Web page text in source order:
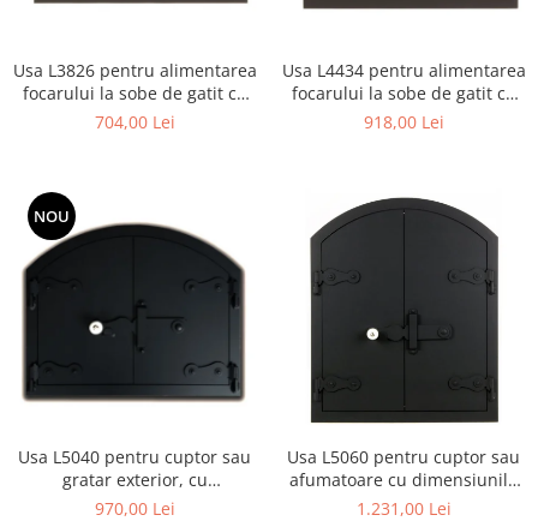
Usa L3826 pentru alimentarea
focarului la sobe de gatit cu
dimensiunea 38 X 26 cm
704,00 Lei
Usa L4434 pentru alimentarea
focarului la sobe de gatit cu
dimensiunea 44 X 34 cm
918,00 Lei
NOU
Usa L5040 pentru cuptor sau
gratar exterior, cu
dimensiunile 50 x 40 cm
970,00 Lei
Usa L5060 pentru cuptor sau
afumatoare cu dimensiunile
50 x 60 cm
1.231,00 Lei